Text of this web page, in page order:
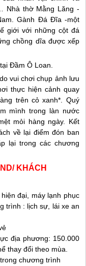
Nhà thờ Mằng Lăng -
Gành Đá Đĩa -một
giới với những cột đá
chồng dĩa được xếp
Đầm Ô Loan.
vui chơi chụp ảnh lưu
thực hiện cảnh quay
trên cỏ xanh*. Quý
mình trong làn nước
mỏi hàng ngày. Kết
về lại điểm đón ban
lại trong các chương
KHÁCH
đại, máy lạnh phục
trình : lịch sự, lái xe an
địa phương: 150.000
thay đổi theo mùa.
chương trình